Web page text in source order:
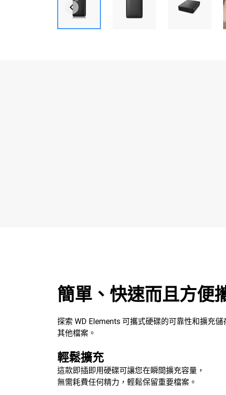
簡單、快速而且方便
探索 WD Elements 可攜式硬碟的可靠性和擴充
其他檔案。
輕鬆擴充
這款即插即用硬碟可讓您在瞬間擴充容量，
無需耗費任何精力，輕鬆保留重要檔案。